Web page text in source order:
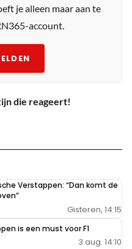
je alleen maar aan te
account.
die reageert!
Verstappen: “Dan komt de
Gisteren, 14:15
is een must voor F1
3 aug. 14:10